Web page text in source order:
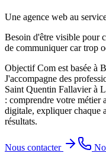
Une agence web au
Besoin d'être visible pour
de communiquer car trop
Objectif Com est basée à
J'accompagne des
Saint Quentin Fallavier à
: comprendre votre métier
digitale, expliquer chaque
résultats.
Nous contacter